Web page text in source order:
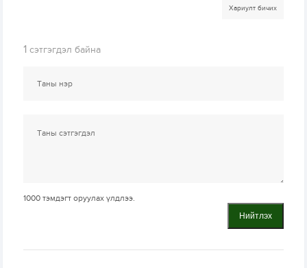
Хариулт бичих
1 сэтгэгдэл байна
1000 тэмдэгт оруулах үлдлээ.
Нийтлэх